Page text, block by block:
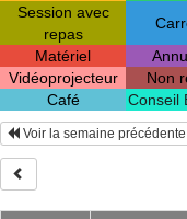
Session avec
repas
Matériel
Vidéoprojecteur
Non
Café
Conseil
Voir la semaine précédente